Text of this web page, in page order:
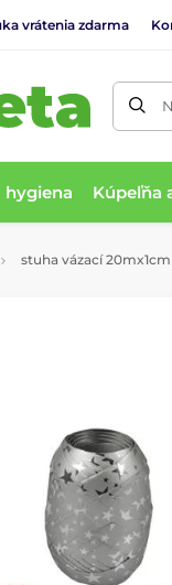
vrátenia zdarma
hygiena Kúpeľňa
stuha vázací